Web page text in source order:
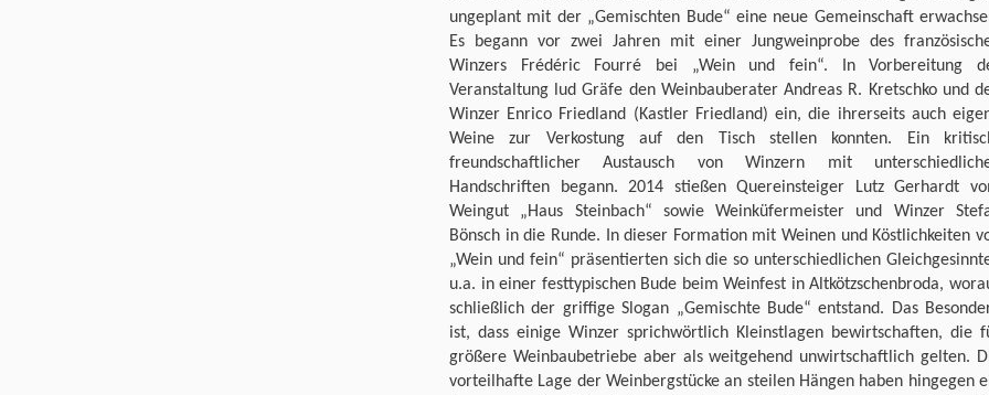
ungeplant mit der „Gemischten Bude“ eine neue Gemeinschaft
Es begann vor zwei Jahren mit einer Jungweinprobe des
Winzers Frédéric Fourré bei „Wein und fein“. In Vorbereitung
Veranstaltung lud Gräfe den Weinbauberater Andreas R. Kretschko und
Winzer Enrico Friedland (Kastler Friedland) ein, die ihrerseits auch
Weine zur Verkostung auf den Tisch stellen konnten. Ein
freundschaftlicher Austausch von Winzern mit
Handschriften begann. 2014 stießen Quereinsteiger Lutz Gerhardt
Weingut „Haus Steinbach“ sowie Weinküfermeister und Winzer
Bönsch in die Runde. In dieser Formation mit Weinen und Köstlichkeiten
„Wein und fein“ präsentierten sich die so unterschiedlichen
u.a. in einer festtypischen Bude beim Weinfest in Altkötzschenbroda,
schließlich der griffige Slogan „Gemischte Bude“ entstand. Das
ist, dass einige Winzer sprichwörtlich Kleinstlagen bewirtschaften, die
größere Weinbaubetriebe aber als weitgehend unwirtschaftlich gelten.
vorteilhafte Lage der Weinbergstücke an steilen Hängen haben hingegen